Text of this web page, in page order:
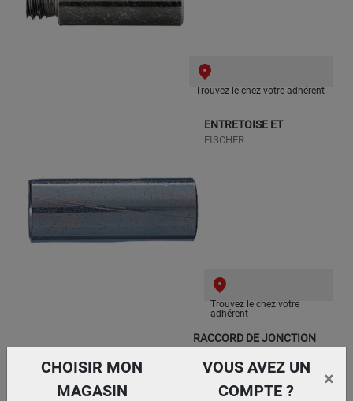
Trouvez le chez votre adhérent
ENTRETOISE ET
FISCHER
Trouvez le chez votre
adhérent
RACCORD DE JONCTION
FISCHER
CHOISIR MON
MAGASIN
VOUS AVEZ UN
COMPTE ?
×